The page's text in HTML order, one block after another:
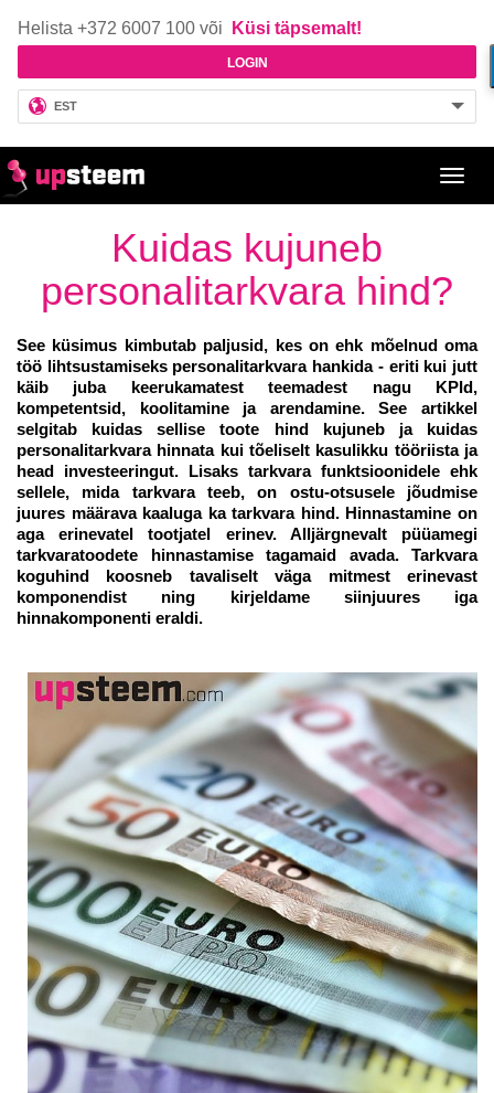
Helista +372 6007 100 või Küsi täpsemalt!
LOGIN
EST
Kuidas kujuneb
personalitarkvara hind?
See küsimus kimbutab paljusid, kes on ehk mõelnud oma
töö lihtsustamiseks personalitarkvara hankida - eriti kui jutt
käib juba keerukamatest teemadest nagu KPId,
kompetentsid, koolitamine ja arendamine. See artikkel
selgitab kuidas sellise toote hind kujuneb ja kuidas
personalitarkvara hinnata kui tõeliselt kasulikku tööriista ja
head investeeringut. Lisaks tarkvara funktsioonidele ehk
sellele, mida tarkvara teeb, on ostu-otsusele jõudmise
juures määrava kaaluga ka tarkvara hind. Hinnastamine on
aga erinevatel tootjatel erinev. Alljärgnevalt püüamegi
tarkvaratoodete hinnastamise tagamaid avada. Tarkvara
koguhind koosneb tavaliselt väga mitmest erinevast
komponendist ning kirjeldame siinjuures iga
hinnakomponenti eraldi.